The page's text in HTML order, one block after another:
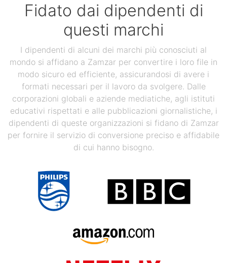
Fidato dai dipendenti di
questi marchi
I dipendenti di alcuni dei marchi più conosciuti al
mondo si affidano a Zamzar per convertire i loro file in
modo sicuro ed efficiente, assicurandosi di avere i
formati necessari per il lavoro da svolgere. Dalle
corporazioni globali e aziende mediatiche, agli istituti
educativi rispettati e alle pubblicazioni giornalistiche, i
dipendenti di queste organizzazioni si fidano di Zamzar
per fornire il servizio di conversione preciso e affidabile
di cui hanno bisogno.